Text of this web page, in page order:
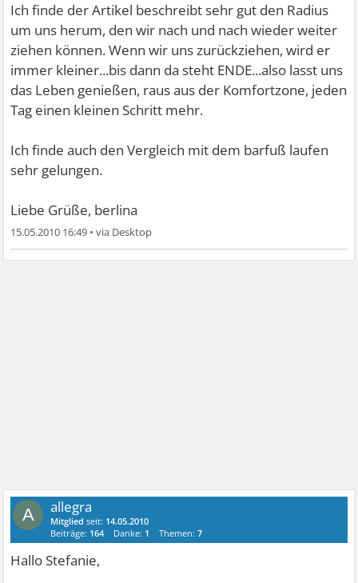
Ich finde der Artikel beschreibt sehr gut den Radius
um uns herum, den wir nach und nach wieder weiter
ziehen können. Wenn wir uns zurückziehen, wird er
immer kleiner...bis dann da steht ENDE...also lasst uns
das Leben genießen, raus aus der Komfortzone, jeden
Tag einen kleinen Schritt mehr.
Ich finde auch den Vergleich mit dem barfuß laufen
sehr gelungen.
Liebe Grüße, berlina
15.05.2010 16:49 •
A allegra
Mitglied seit: 14.05.2010
Beiträge: 164 Danke: 1 Themen:7
Hallo Stefanie,